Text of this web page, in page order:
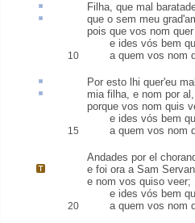
Filha, que mal
que o sem meu grad
pois que vos nom
e ides vós bem
10 a quem vos nom
Por esto lhi quer'eu
mia filha, e nom por al ,
porque vos nom quis
e ides vós bem
15 a quem vos nom
Andades por el
e foi ora a Sam
e nom vos quiso veer;
e ides vós bem
20 a quem vos nom